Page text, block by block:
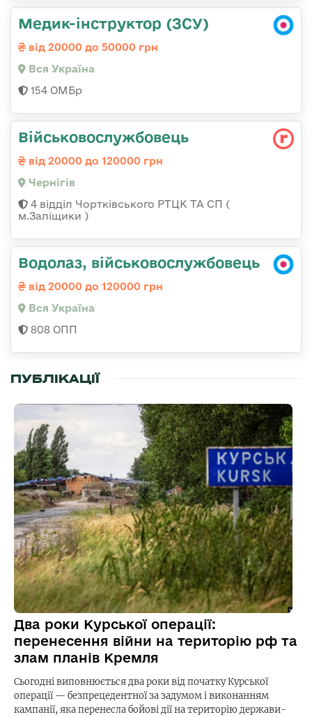
Медик-інструктор (ЗСУ)
від 20000 до 50000 грн
Вся Україна
154 ОМБр
Військовослужбовець
від 20000 до 120000 грн
Чернігів
4 відділ Чортківського РТЦК ТА СП (
м.Заліщики )
Водолаз, військовослужбовець
від 20000 до 120000 грн
Вся Україна
808 ОПП
ПУБЛІКАЦІЇ
Два роки Курської операції:
перенесення війни на територію рф та
злам планів Кремля
Сьогодні виповнюється два роки від початку Курської
операції — безпрецедентної за задумом і виконанням
кампанії, яка перенесла бойові дії на територію держави-